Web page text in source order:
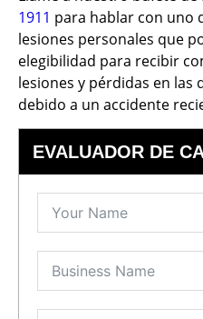
1911 para hablar con uno
lesiones personales que
elegibilidad para recibir
lesiones y pérdidas en
debido a un accidente
EVALUADOR DE